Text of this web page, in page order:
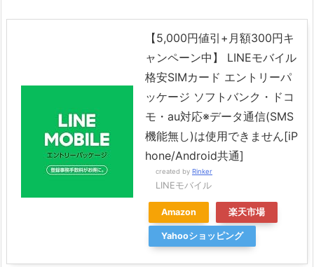
【5,000円値引+月額300円キ
ャンペーン中】 LINEモバイル
格安SIMカード エントリーパ
ッケージ ソフトバンク・ドコ
モ・au対応※データ通信(SMS
機能無し)は使用できません[iP
hone/Android共通]
created by Rinker
LINEモバイル
Amazon 楽天市場
Yahooショッピング